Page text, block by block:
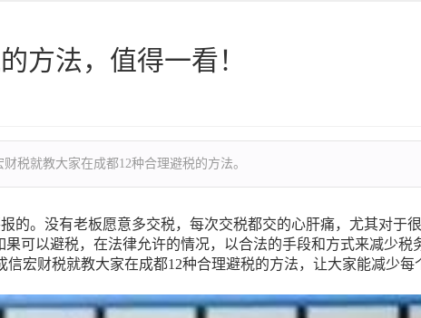
方法，值得一看！
税就教大家在成都12种合理避税的方法。
的。没有老板愿意多交税，每次交税都交的心肝痛，尤其对于
可以避税，在法律允许的情况，以合法的手段和方式来减少税
宏财税就教大家在成都12种合理避税的方法，让大家能减少每